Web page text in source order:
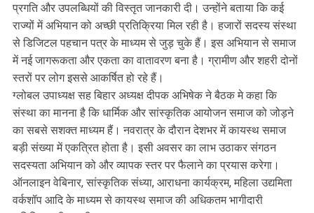
प्रगति और उपलब्धियों की विस्तृत जानकारी दी। उन्होंने बताया कि कई
राज्यों में अभियान को अच्छी प्रतिक्रिया मिल रही है। हजारों सदस्य संस्था
से डिजिटल पहचान पत्र के माध्यम से जुड़ चुके हैं। इस अभियान से समाज
में नई जागरूकता और एकता का वातावरण बना है। ग्रामीण और शहरी दोनों
स्तरों पर लोग इससे आकर्षित हो रहे हैं।
ग्लोबल उपाध्यक्ष सह बिहार अध्यक्ष दीपक अभिषेक ने बैठक मे कहा कि
संस्था का मानना है कि धार्मिक और सांस्कृतिक आयोजन समाज को जोड़ने
का सबसे सशक्त माध्यम हैं। नवरात्र के दौरान देशभर में कायस्थ समाज
बड़ी संख्या में एकत्रित होता है। इसी अवसर का लाभ उठाकर संगठन
सदस्यता अभियान को और व्यापक स्तर पर फैलाने का प्रयास करेगा।
ऑनलाइन वेबिनार, सांस्कृतिक संध्या, आराधना कार्यक्रम, महिला उद्यमिता
वर्कशॉप आदि के माध्यम से कायस्थ समाज की अधिकतम भागीदारी